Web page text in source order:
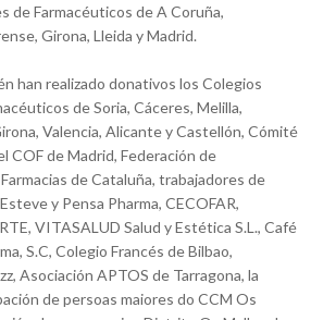
de Farmacéuticos de A Coruña,
Girona, Lleida y Madrid.
han realizado donativos los Colegios
de Soria, Cáceres, Melilla,
Valencia, Alicante y Castellón, Cómité
COF de Madrid, Federación de
de Cataluña, trabajadores de
y Pensa Pharma, CECOFAR,
VITASALUD Salud y Estética S.L., Café
S.C, Colegio Francés de Bilbao,
Asociación APTOS de Tarragona, la
de persoas maiores do CCM Os